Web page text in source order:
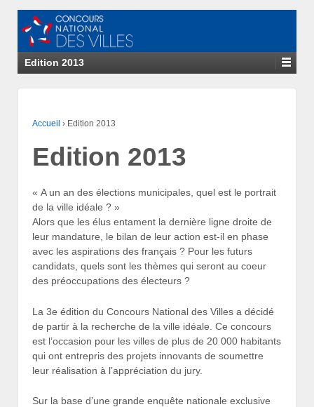
Edition 2013
Accueil › Edition 2013
Edition 2013
« A un an des élections municipales, quel est le portrait
de la ville idéale ? »
Alors que les élus entament la dernière ligne droite de
leur mandature, le bilan de leur action est-il en phase
avec les aspirations des français ? Pour les futurs
candidats, quels sont les thèmes qui seront au coeur
des préoccupations des électeurs ?
La 3e édition du Concours National des Villes a décidé
de partir à la recherche de la ville idéale. Ce concours
est l’occasion pour les villes de plus de 20 000 habitants
qui ont entrepris des projets innovants de soumettre
leur réalisation à l’appréciation du jury.
Sur la base d’une grande enquête nationale exclusive